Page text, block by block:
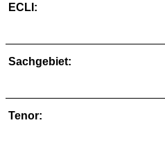
ECLI:
Sachgebiet:
Tenor: